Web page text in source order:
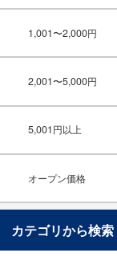
1,001〜2,000円
2,001〜5,000円
5,001円以上
オープン価格
カテゴリから検索